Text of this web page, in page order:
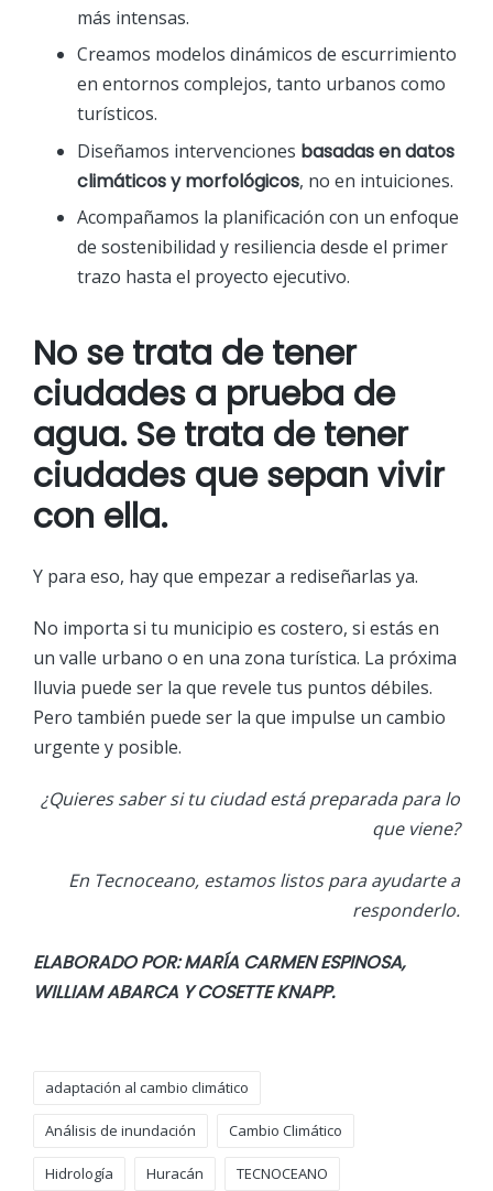
más intensas.
Creamos modelos dinámicos de escurrimiento
en entornos complejos, tanto urbanos como
turísticos.
Diseñamos intervenciones basadas en datos
climáticos y morfológicos, no en intuiciones.
Acompañamos la planificación con un enfoque
de sostenibilidad y resiliencia desde el primer
trazo hasta el proyecto ejecutivo.
No se trata de tener
ciudades a prueba de
agua. Se trata de tener
ciudades que sepan vivir
con ella.
Y para eso, hay que empezar a rediseñarlas ya.
No importa si tu municipio es costero, si estás en
un valle urbano o en una zona turística. La próxima
lluvia puede ser la que revele tus puntos débiles.
Pero también puede ser la que impulse un cambio
urgente y posible.
¿Quieres saber si tu ciudad está preparada para lo
que viene?
En Tecnoceano, estamos listos para ayudarte a
responderlo.
ELABORADO POR: MARÍA CARMEN ESPINOSA,
WILLIAM ABARCA Y COSETTE KNAPP.
adaptación al cambio climático
Análisis de inundación Cambio Climático
Hidrología Huracán TECNOCEANO